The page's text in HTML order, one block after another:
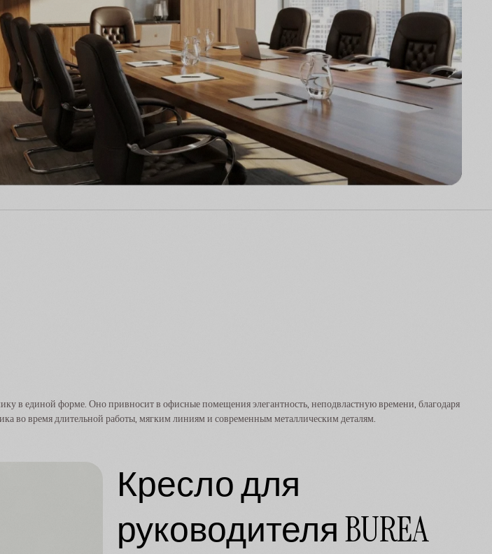
в единой форме. Оно привносит в офисные помещения элегантность, неподвластную времени, благодаря
во время длительной работы, мягким линиям и современным металлическим деталям.
Кресло для
руководителя BUREA